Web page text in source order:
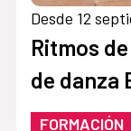
Desde 12
Ritmos
de danza
FORMACIÓN